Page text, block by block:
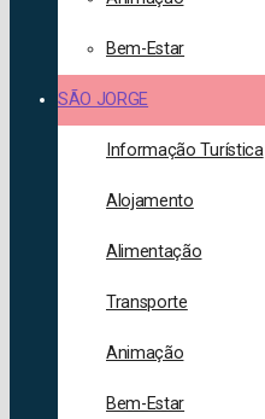
Bem-Estar
SÃO JORGE
Informação Turística
Alojamento
Alimentação
Transporte
Animação
Bem-Estar